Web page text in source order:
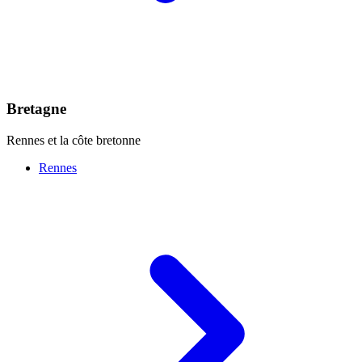
Bretagne
Rennes et la côte bretonne
Rennes